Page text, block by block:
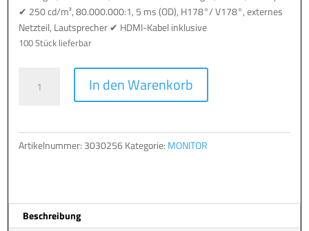
✔ 250 cd/m², 80.000.000:1, 5 ms (OD), H178°/ V178°, externes
Netzteil, Lautsprecher ✔ HDMI-Kabel inklusive
100 Stück lieferbar
LCD/LED
IPS
black
Menge
In den Warenkorb
i
Artikelnummer: 3030256Kategorie: MONITOR
Beschreibung